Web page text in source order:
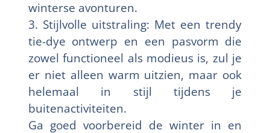
winterse avonturen.
3. Stijlvolle uitstraling: Met een trendy
tie-dye ontwerp en een pasvorm die
zowel functioneel als modieus is, zul je
er niet alleen warm uitzien, maar ook
helemaal in stijl tijdens je
buitenactiviteiten.
Ga goed voorbereid de winter in en